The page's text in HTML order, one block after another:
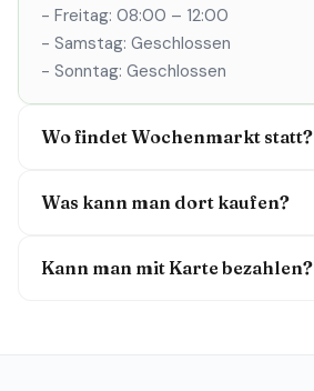
- Freitag: 08:00 – 12:00
- Samstag: Geschlossen
- Sonntag: Geschlossen
Wo findet Wochenmarkt statt?
Was kann man dort kaufen?
Kann man mit Karte bezahlen?